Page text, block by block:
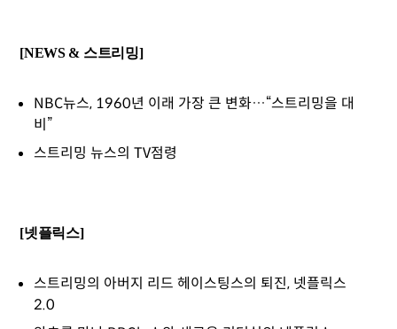
[NEWS & 스트리밍]
NBC뉴스, 1960년 이래 가장 큰 변화…“스트리밍을 대
비”
스트리밍 뉴스의 TV점령
[넷플릭스]
스트리밍의 아버지 리드 헤이스팅스의 퇴진, 넷플릭스
2.0